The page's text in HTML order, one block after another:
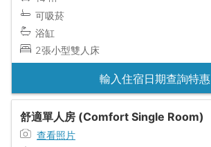
可吸菸
浴缸
2張小型雙人床
輸入住宿日期查詢特惠
舒適單人房 (Comfort Single Room)
查看照片